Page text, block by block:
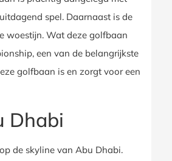
spel. Daarnaast is de
woestijn. Wat deze golfbaan
een van de belangrijkste
golfbaan is en zorgt voor een
Dhabi
de skyline van Abu Dhabi.